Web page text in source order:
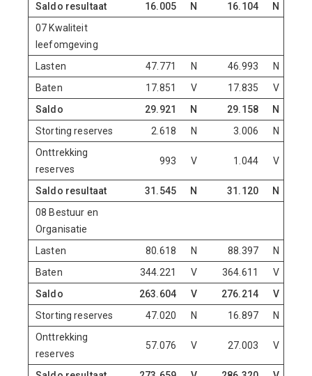
Saldo resultaat 16.005 N 16.104
N
07 Kwaliteit
leefomgeving
Lasten
47.771 N 46.993
N
Baten
17.851 V 17.835
V
Saldo
29.921 N 29.158
N
Storting reserves
2.618 N 3.006
N
Onttrekking
reserves
993 V 1.044 V
Saldo resultaat 31.545 N 31.120
N
08 Bestuur en
Organisatie
Lasten
80.618 N 88.397
N
Baten
344.221 V 364.611
V
Saldo
263.604 V 276.214
V
Storting reserves
47.020 N 16.897
N
Onttrekking
reserves
57.076 V 27.003 V